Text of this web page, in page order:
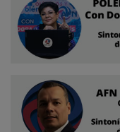
Ventas
Contacto
Reportero